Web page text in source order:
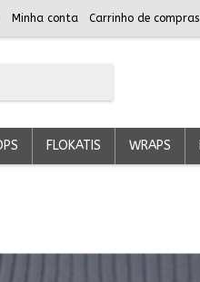
Minha conta Carrinho de compras
FLOKATIS WRAPS